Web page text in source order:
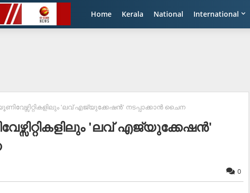
Home Kerala National International
'ലവ് എജ്യുക്കേഷന്‍' നടപ്പാക്കാൻ ചൈന
'ലവ് എജ്യുക്കേഷന്‍'
0